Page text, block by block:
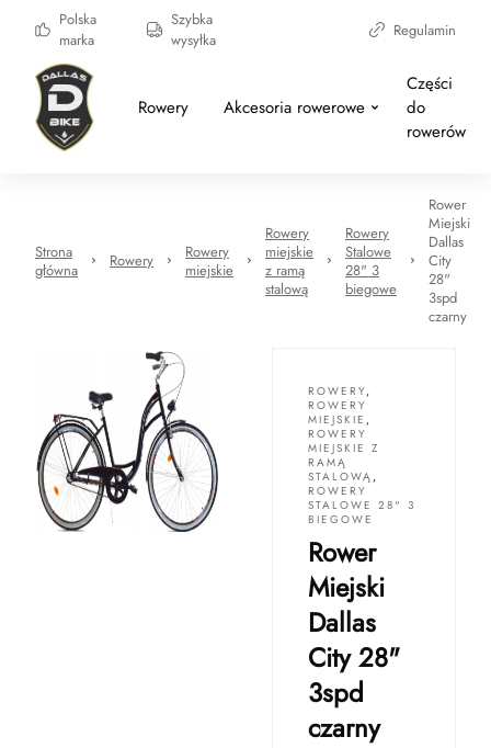
Polska
marka
Szybka
wysyłka
Regulamin
Rowery Akcesoria rowerowe
Części
do
rowerów
Strona
główna
Rowery
Rowery
miejskie
Rowery
miejskie
z ramą
stalową
Rowery
Stalowe
28" 3
biegowe
Rower
Miejski
Dallas
City
28"
3spd
czarny
ROWERY,
ROWERY
MIEJSKIE ,
ROWERY
MIEJSKIE Z
RAMĄ
STALOWĄ ,
ROWERY
STALOWE 28" 3
BIEGOWE
Rower
Miejski
Dallas
City 28"
3spd
czarny